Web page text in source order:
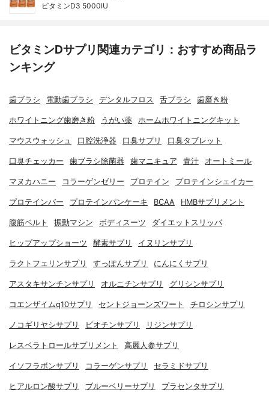
ビタミンD3 5000IU
ビタミンDサプリ関連カテゴリ：おすすめ商品ラ
ンキング
歯ブラシ 電動歯ブラシ デンタルフロス 舌ブラシ 歯磨き粉
ホワイトニング歯磨き粉 うがい薬 ホームホワイトニングキット
マウスウォッシュ 口腔洗浄器 口臭サプリ 口臭タブレット
口臭チェッカー 歯ブラシ除菌器 歯マニキュア 青汁 オートミール
マヌカハニー コラーゲンゼリー プロテイン プロテインシェイカー
プロテインバー プロテインパンケーキ BCAA HMBサプリメント
腹筋ベルト 振動マシン ボディスーツ ダイエットスリッパ
ヒップアップショーツ 酵素サプリ イヌリンサプリ
ラクトフェリンサプリ すっぽんサプリ にんにくサプリ
アスタキサンチンサプリ オルニチンサプリ グリシンサプリ
コエンザイムq10サプリ セントジョーンズワート チロシンサプリ
ノコギリヤシサプリ ビオチンサプリ リジンサプリ
レスベラトロールサプリメント 高麗人参サプリ
イソフラボンサプリ コラーゲンサプリ セラミドサプリ
ヒアルロン酸サプリ ブルーベリーサプリ プラセンタサプリ